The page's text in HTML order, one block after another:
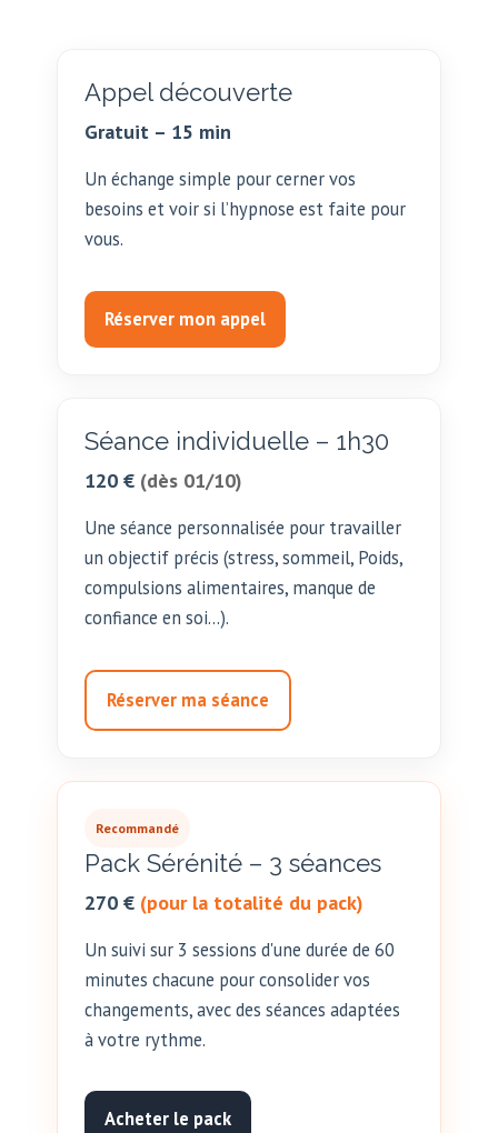
Appel découverte
Gratuit – 15 min
Un échange simple pour cerner vos
besoins et voir si l’hypnose est faite pour
vous.
Réserver mon appel
Séance individuelle – 1h30
120 € (dès 01/10)
Une séance personnalisée pour travailler
un objectif précis (stress, sommeil, Poids,
compulsions alimentaires, manque de
confiance en soi…).
Réserver ma séance
Recommandé
Pack Sérénité – 3 séances
270 € (pour la totalité du pack)
Un suivi sur 3 sessions d'une durée de 60
minutes chacune pour consolider vos
changements, avec des séances adaptées
à votre rythme.
Acheter le pack